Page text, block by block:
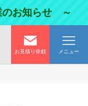
のお知らせ ～
お見積り依頼 メニュー